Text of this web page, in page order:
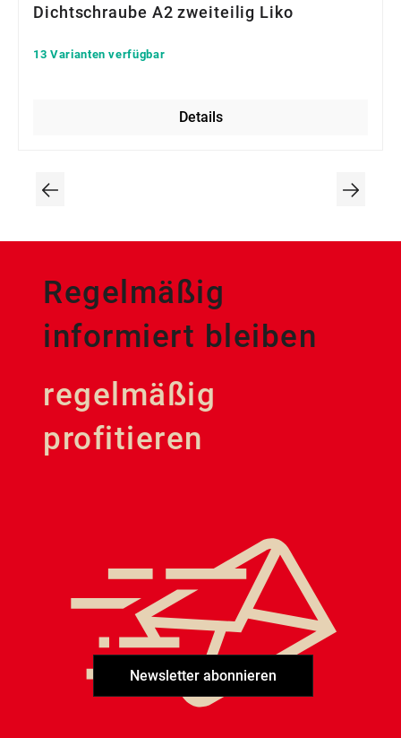
Dichtschraube A2 zweiteilig Liko
13 Varianten verfügbar
Details
Regelmäßig
informiert bleiben
regelmäßig
profitieren
Newsletter abonnieren